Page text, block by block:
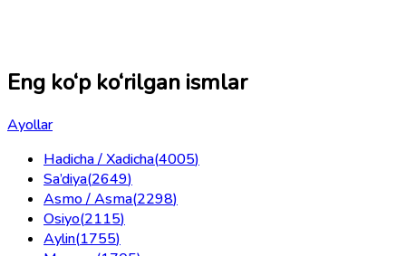
Eng ko‘p ko‘rilgan ismlar
Ayollar
Hadicha / Xadicha(4005)
Sa’diya(2649)
Asmo / Asma(2298)
Osiyo(2115)
Aylin(1755)